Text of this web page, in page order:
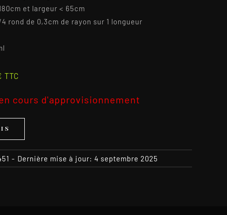
et largeur < 65cm
rond de 0,3cm de rayon sur 1 longueur
TTC
cours d'approvisionnement
- Dernière mise à jour: 4 septembre 2025